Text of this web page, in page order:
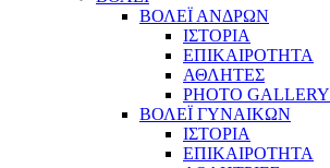
ΒΟΛΕΪ ΑΝΔΡΩΝ
ΙΣΤΟΡΙΑ
ΕΠΙΚΑΙΡΟΤΗΤΑ
ΑΘΛΗΤΕΣ
PHOTO GALLERY
ΒΟΛΕΪ ΓΥΝΑΙΚΩΝ
ΙΣΤΟΡΙΑ
ΕΠΙΚΑΙΡΟΤΗΤΑ